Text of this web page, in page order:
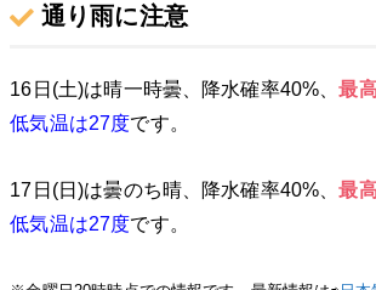
通り雨に注意
16日(土)は晴一時曇、降水確率40%、最
低気温は27度です。
17日(日)は曇のち晴、降水確率40%、最
低気温は27度です。